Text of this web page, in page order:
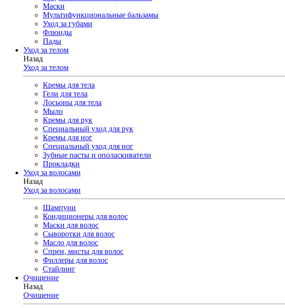
Маски
Мультифункциональные бальзамы
Уход за губами
Флюиды
Пады
Уход за телом
Назад
Уход за телом
Кремы для тела
Гели для тела
Лосьоны для тела
Мыло
Кремы для рук
Специальный уход для рук
Кремы для ног
Специальный уход для ног
Зубные пасты и ополаскиватели
Прокладки
Уход за волосами
Назад
Уход за волосами
Шампуни
Кондиционеры для волос
Маски для волос
Сыворотки для волос
Масло для волос
Спреи, мисты для волос
Филлеры для волос
Стайлинг
Очищение
Назад
Очищение